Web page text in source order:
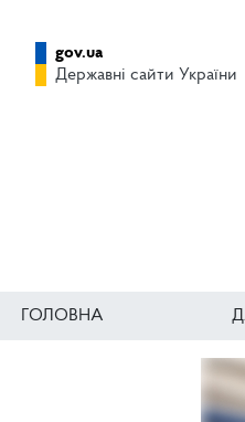
gov.ua
Державні сайти України
ГОЛОВНА